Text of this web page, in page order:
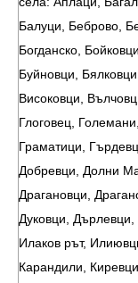
Балуци, Беброво,
Богданско,
Буйновци,
Високовци,
Глоговец,
Граматици,
Добревци, Долни
Драгановци,
Дуковци, Дърлевци,
Илаков рът,
Карандили,